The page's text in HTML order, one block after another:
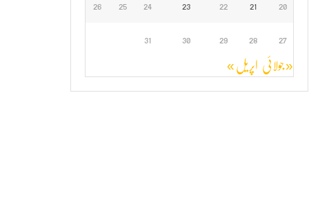
20
21
22
23
24
25
26
27
28
29
30
31
« جولائی اپریل »